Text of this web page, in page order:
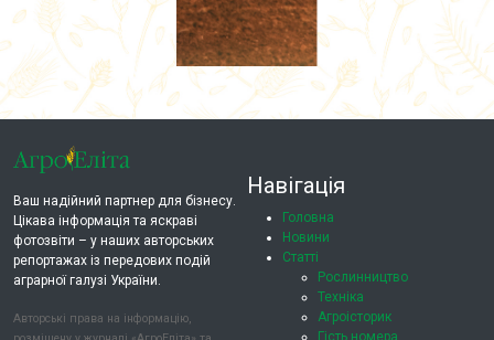
Ваш надійний партнер для бізнесу.
Цікава інформація та яскраві
фотозвіти – у наших авторських
репортажах із передових подій
аграрної галузі України.
Авторські права на інформацію,
Навігація
Головна
Новини
Статті
Рослинництво
Техніка
Агроісторик
Гість номера